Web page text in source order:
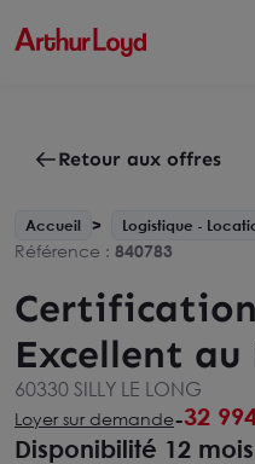
Retour aux offres
Accueil Logistique -
Référence : 840783
Certification
Excellent
60330 SILLY LE LONG
Loyer sur demande-32
Disponibilité 12